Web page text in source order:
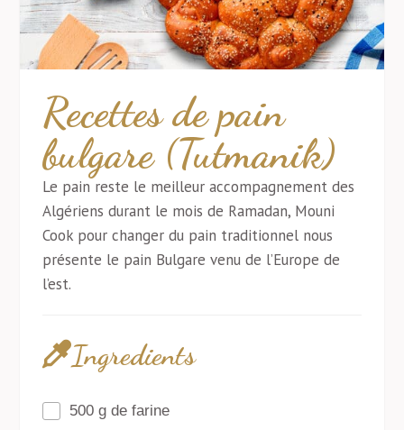
Recettes de pain
bulgare (Tutmanik)
Le pain reste le meilleur accompagnement des
Algériens durant le mois de Ramadan, Mouni
Cook pour changer du pain traditionnel nous
présente le pain Bulgare venu de l’Europe de
l’est.
Ingredients
500 g de farine